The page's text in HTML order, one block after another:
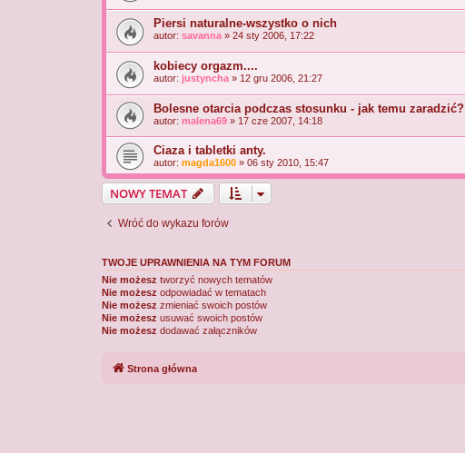
Piersi naturalne-wszystko o nich
autor: savanna » 24 sty 2006, 17:22
kobiecy orgazm....
autor: justyncha » 12 gru 2006, 21:27
Bolesne otarcia podczas stosunku - jak temu zaradzić?
autor: malena69 » 17 cze 2007, 14:18
Ciaza i tabletki anty.
autor: magda1600 » 06 sty 2010, 15:47
NOWY TEMAT
Wróć do wykazu forów
TWOJE UPRAWNIENIA NA TYM FORUM
Nie możesz tworzyć nowych tematów
Nie możesz odpowiadać w tematach
Nie możesz zmieniać swoich postów
Nie możesz usuwać swoich postów
Nie możesz dodawać załączników
Strona główna